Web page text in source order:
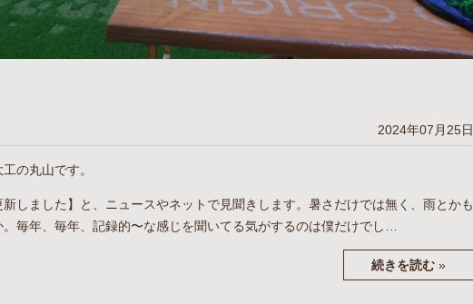
2024年07月25日
の丸山です。
しました】と、ニュースやネットで見聞きします。暑さだけでは無く、雨とかも
毎年、毎年、記録的〜な感じを聞いてる気がするのは僕だけでし…
続きを読む »